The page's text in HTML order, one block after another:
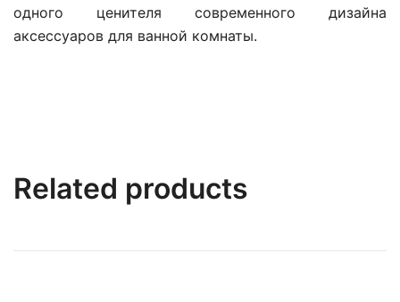
одного ценителя современного дизайна
аксессуаров для ванной комнаты.
Related products